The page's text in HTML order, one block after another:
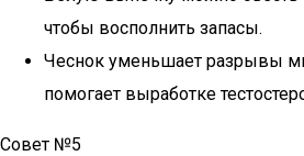
чтобы восполнить запасы.
Чеснок уменьшает разрывы
помогает выработке
Совет №5